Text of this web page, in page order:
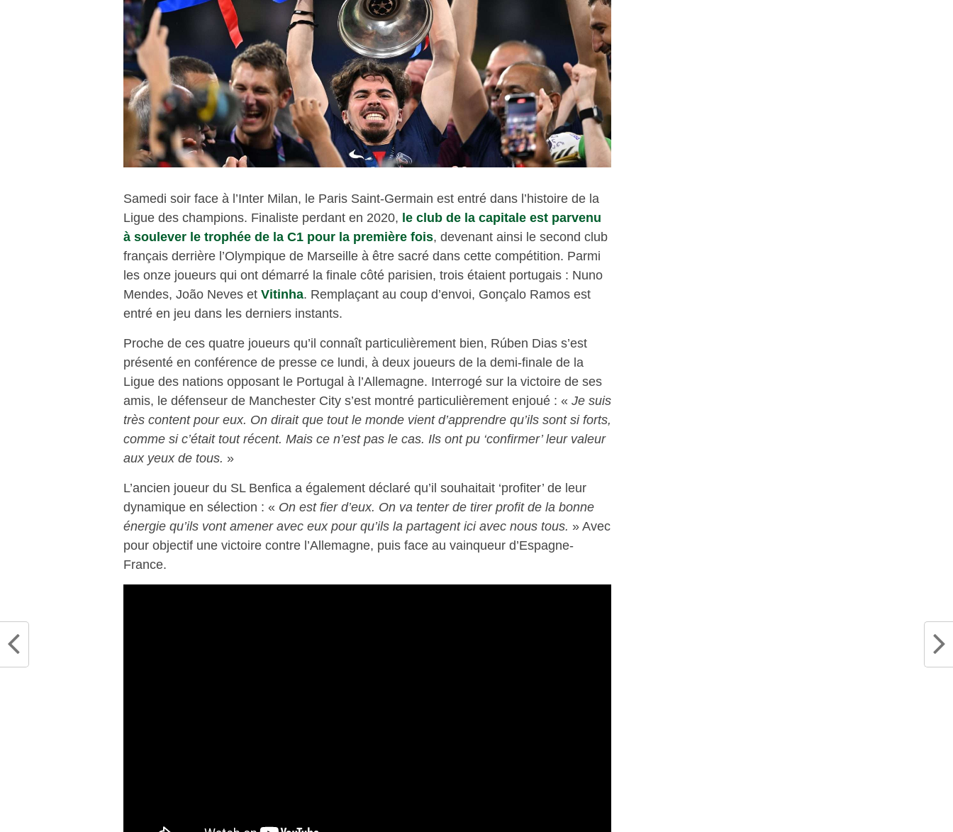
Samedi soir face à l’Inter Milan, le Paris Saint-Germain est entré dans l’histoire de la
Ligue des champions. Finaliste perdant en 2020, le club de la capitale est parvenu
à soulever le trophée de la C1 pour la première fois, devenant ainsi le second club
français derrière l’Olympique de Marseille à être sacré dans cette compétition. Parmi
les onze joueurs qui ont démarré la finale côté parisien, trois étaient portugais : Nuno
Mendes, João Neves et Vitinha. Remplaçant au coup d’envoi, Gonçalo Ramos est
entré en jeu dans les derniers instants.
Proche de ces quatre joueurs qu’il connaît particulièrement bien, Rúben Dias s’est
présenté en conférence de presse ce lundi, à deux joueurs de la demi-finale de la
Ligue des nations opposant le Portugal à l’Allemagne. Interrogé sur la victoire de ses
amis, le défenseur de Manchester City s’est montré particulièrement enjoué : « Je suis
très content pour eux. On dirait que tout le monde vient d’apprendre qu’ils sont si forts,
comme si c’était tout récent. Mais ce n’est pas le cas. Ils ont pu ‘confirmer’ leur valeur
aux yeux de tous. »
L’ancien joueur du SL Benfica a également déclaré qu’il souhaitait ‘profiter’ de leur
dynamique en sélection : « On est fier d’eux. On va tenter de tirer profit de la bonne
énergie qu’ils vont amener avec eux pour qu’ils la partagent ici avec nous tous. » Avec
pour objectif une victoire contre l’Allemagne, puis face au vainqueur d’Espagne-
France.